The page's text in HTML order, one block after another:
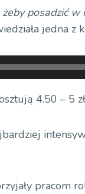
żeby posadzić
jedna z
4.50 – 5
pracom